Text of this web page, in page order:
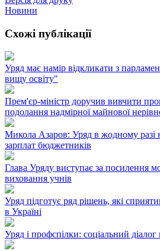
Новини
Схожі публікації
Уряд має намір відкликати з
вищу освіту"
Прем'єр-міністр доручив вивчити
подолання надмірної майнової
Микола Азаров: Уряд в жодному разі
зарплат бюджетників
Глава Уряду виступає за посилення
виховання учнів
Уряд підготує ряд рішень, які
в Україні
Уряд і профспілки: соціальний